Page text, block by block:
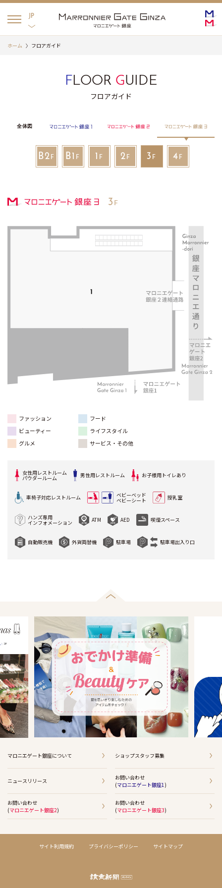
JP
ホーム フロアガイド
FLOOR GUIDE
フロアガイド
全体図
座２マロニエゲート銀座３
B2 F B1 F 1 F 2 F 3 F 4 F
3 F
ファッション
フード
ビューティー
ライフスタイル
グルメ
サービス・その他
女性用レストルーム
パウダールーム 男性用レストルーム お子様用トイレあり
車椅子対応レストルーム ベビーベッド
ベビーシート 授乳室
ハンズ専用
インフォメーション ATM AED 喫煙スペース
自動販売機 外貨両替機 駐車場 駐車場出入り口
マロニエゲート銀座について ショップスタッフ募集
ニュースリリース
お問い合わせ
(マロニエゲート銀座1 )
お問い合わせ
(マロニエゲート銀座2)
お問い合わせ
(マロニエゲート銀座3)
サイト利用規約 プライバシーポリシー サイトマップ